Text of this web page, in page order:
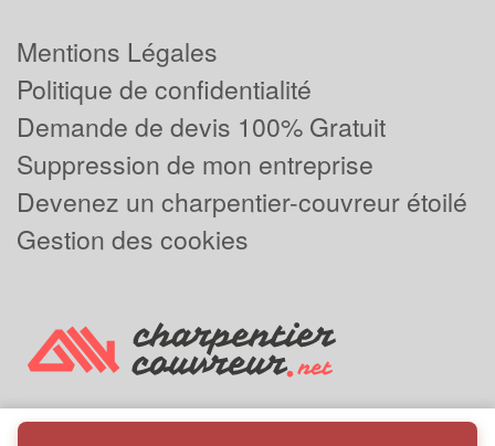
Mentions Légales
Politique de confidentialité
Demande de devis 100% Gratuit
Suppression de mon entreprise
Devenez un charpentier-couvreur étoilé
Gestion des cookies